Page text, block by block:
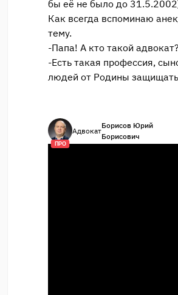
бы её не было до
Как всегда вспоминаю
тему.
-Папа! А кто такой адвокат?
-Есть такая профессия,
людей от Родины
ПРО
Адвокат
Борисов Юрий
Борисович